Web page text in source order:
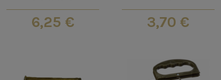
6,25 € 3,70 €